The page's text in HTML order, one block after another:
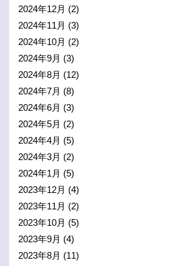
2024年12月 (2)
2024年11月 (3)
2024年10月 (2)
2024年9月 (3)
2024年8月 (12)
2024年7月 (8)
2024年6月 (3)
2024年5月 (2)
2024年4月 (5)
2024年3月 (2)
2024年1月 (5)
2023年12月 (4)
2023年11月 (2)
2023年10月 (5)
2023年9月 (4)
2023年8月 (11)